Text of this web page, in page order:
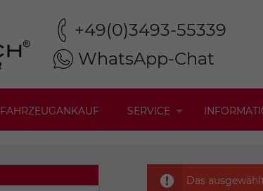
+49(0)3493-55339
WhatsApp-Chat
FAHRZEUGANKAUF SERVICE
Das